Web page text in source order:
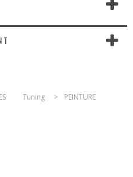
Tuning > PEINTURE